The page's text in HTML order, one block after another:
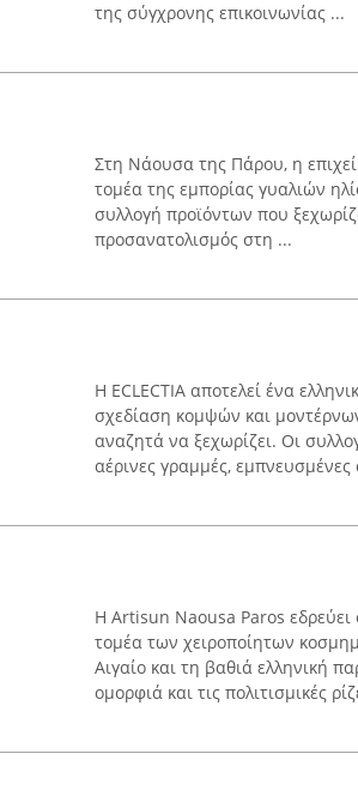
της σύγχρονης επικοινωνίας ...
Στη Νάουσα της Πάρου, η
τομέα της εμπορίας γυαλιών
συλλογή προϊόντων που
προσανατολισμός στη ...
Η ECLECTIA αποτελεί ένα
σχεδίαση κομψών και
αναζητά να ξεχωρίζει. Οι
αέρινες γραμμές,
Η Artisun Naousa Paros
τομέα των χειροποίητων
Αιγαίο και τη βαθιά ελληνική
ομορφιά και τις πολιτισμικές